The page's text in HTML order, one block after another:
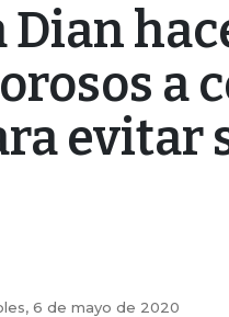
Dian
a
evitar
6 de mayo de 2020